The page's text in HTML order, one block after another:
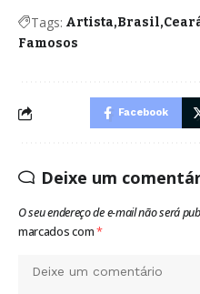
Tags: Artista Brasil
Famosos
Facebook
Deixe um
O seu endereço de e-mail não será
marcados com*